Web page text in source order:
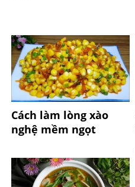
Cách làm lòng xào
nghệ mềm ngọt